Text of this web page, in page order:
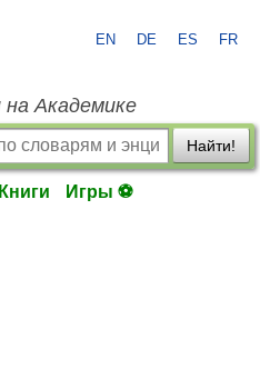
EN DE ES FR
на Академике
Найти!
Книги Игры ⚽